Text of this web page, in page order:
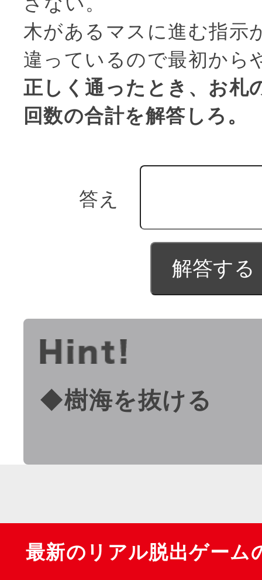
木があるマスに進む指示
違っているので最初から
正しく通ったとき、お札
回数の合計を解答しろ。
答え
◆樹海を抜ける
最新のリアル脱出ゲーム